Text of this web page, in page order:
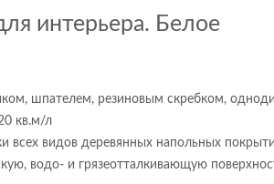
интерьера. Белое
шпателем, резиновым скребком,
кв.м/л
всех видов деревянных напольных
водо- и грязеотталкивающую